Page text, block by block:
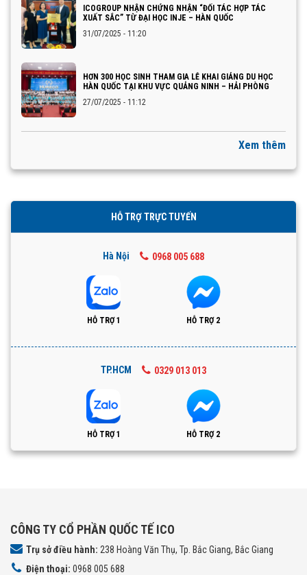
ICOGROUP NHẬN CHỨNG NHẬN “ĐỐI TÁC HỢP TÁC
XUẤT SẮC” TỪ ĐẠI HỌC INJE – HÀN QUỐC
31/07/2025 - 11:20
HƠN 300 HỌC SINH THAM GIA LỄ KHAI GIẢNG DU HỌC
HÀN QUỐC TẠI KHU VỰC QUẢNG NINH – HẢI PHÒNG
27/07/2025 - 11:12
Xem thêm
HỖ TRỢ TRỰC TUYẾN
Hà Nội 0968 005 688
HỖ TRỢ 1 HỖ TRỢ 2
TP.HCM 0329 013 013
HỖ TRỢ 1 HỖ TRỢ 2
CÔNG TY CỔ PHẦN QUỐC TẾ ICO
Trụ sở điều hành: 238 Hoàng Văn Thụ, Tp. Bắc Giang, Bắc Giang
Điện thoại: 0968 005 688